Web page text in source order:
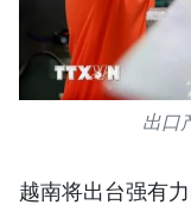
出口
越南将出台强有